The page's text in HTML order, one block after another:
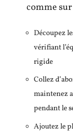
comme
Découpez
vérifiant
rigide
Collez
maintenez
pendant le
Ajoutez le